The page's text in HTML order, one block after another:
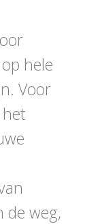
hele
Voor
de weg,